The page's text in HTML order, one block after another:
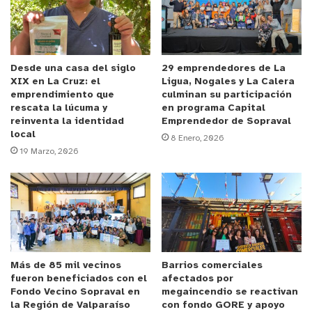
que han postulado de forma asociativa resultan
seleccionadas, a cada una se le asignará
$300.000; sin embargo deberán invertir
$600.000 entre ambas para su proyecto común.
En el mismo sentido, si tres mujeres que han
postulado de forma asociativa resultan
seleccionadas, a cada una se le asignará
$300.000; sin embargo deberán invertir
$900.000 entre las tres para su proyecto común.
REQUISITOS DE ADMISIBILIDAD Y ADJUDICACIÓN
Las mujeres interesadas en postular deben
cumplir con los siguientes requisitos de
admisibilidad:
a) Mayores de 18 años de edad.
Desde una casa del siglo
XIX en La Cruz: el
emprendimiento que
rescata la lúcuma y
reinventa la identidad
local
19 Marzo, 2026
29 emprendedores de La
Ligua, Nogales y La Calera
culminan su participación
en programa Capital
Emprendedor de Sopraval
8 Enero, 2026
Más de 85 mil vecinos
fueron beneficiados con el
Fondo Vecino Sopraval en
la Región de Valparaíso
Barrios comerciales
afectados por
megaincendio se reactivan
con fondo GORE y apoyo